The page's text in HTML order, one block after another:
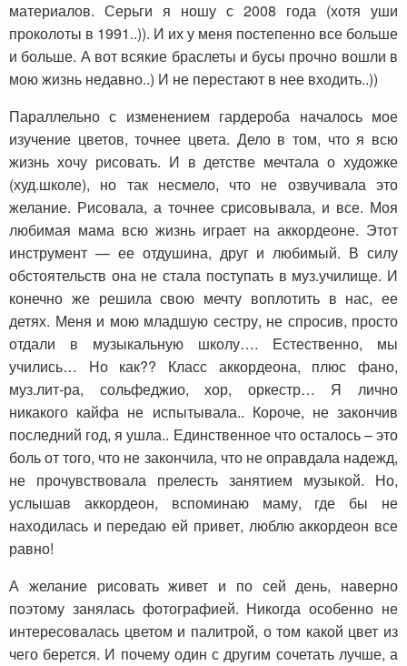
материалов. Серьги я ношу с 2008 года (хотя уши
проколоты в 1991..)). И их у меня постепенно все больше
и больше. А вот всякие браслеты и бусы прочно вошли в
мою жизнь недавно..) И не перестают в нее входить..))
Параллельно с изменением гардероба началось мое
изучение цветов, точнее цвета. Дело в том, что я всю
жизнь хочу рисовать. И в детстве мечтала о художке
(худ.школе), но так несмело, что не озвучивала это
желание. Рисовала, а точнее срисовывала, и все. Моя
любимая мама всю жизнь играет на аккордеоне. Этот
инструмент — ее отдушина, друг и любимый. В силу
обстоятельств она не стала поступать в муз.училище. И
конечно же решила свою мечту воплотить в нас, ее
детях. Меня и мою младшую сестру, не спросив, просто
отдали в музыкальную школу…. Естественно, мы
учились… Но как?? Класс аккордеона, плюс фано,
муз.лит-ра, сольфеджио, хор, оркестр… Я лично
никакого кайфа не испытывала.. Короче, не закончив
последний год, я ушла.. Единственное что осталось – это
боль от того, что не закончила, что не оправдала надежд,
не прочувствовала прелесть занятием музыкой. Но,
услышав аккордеон, вспоминаю маму, где бы не
находилась и передаю ей привет, люблю аккордеон все
равно!
А желание рисовать живет и по сей день, наверно
поэтому занялась фотографией. Никогда особенно не
интересовалась цветом и палитрой, о том какой цвет из
чего берется. И почему один с другим сочетать лучше, а